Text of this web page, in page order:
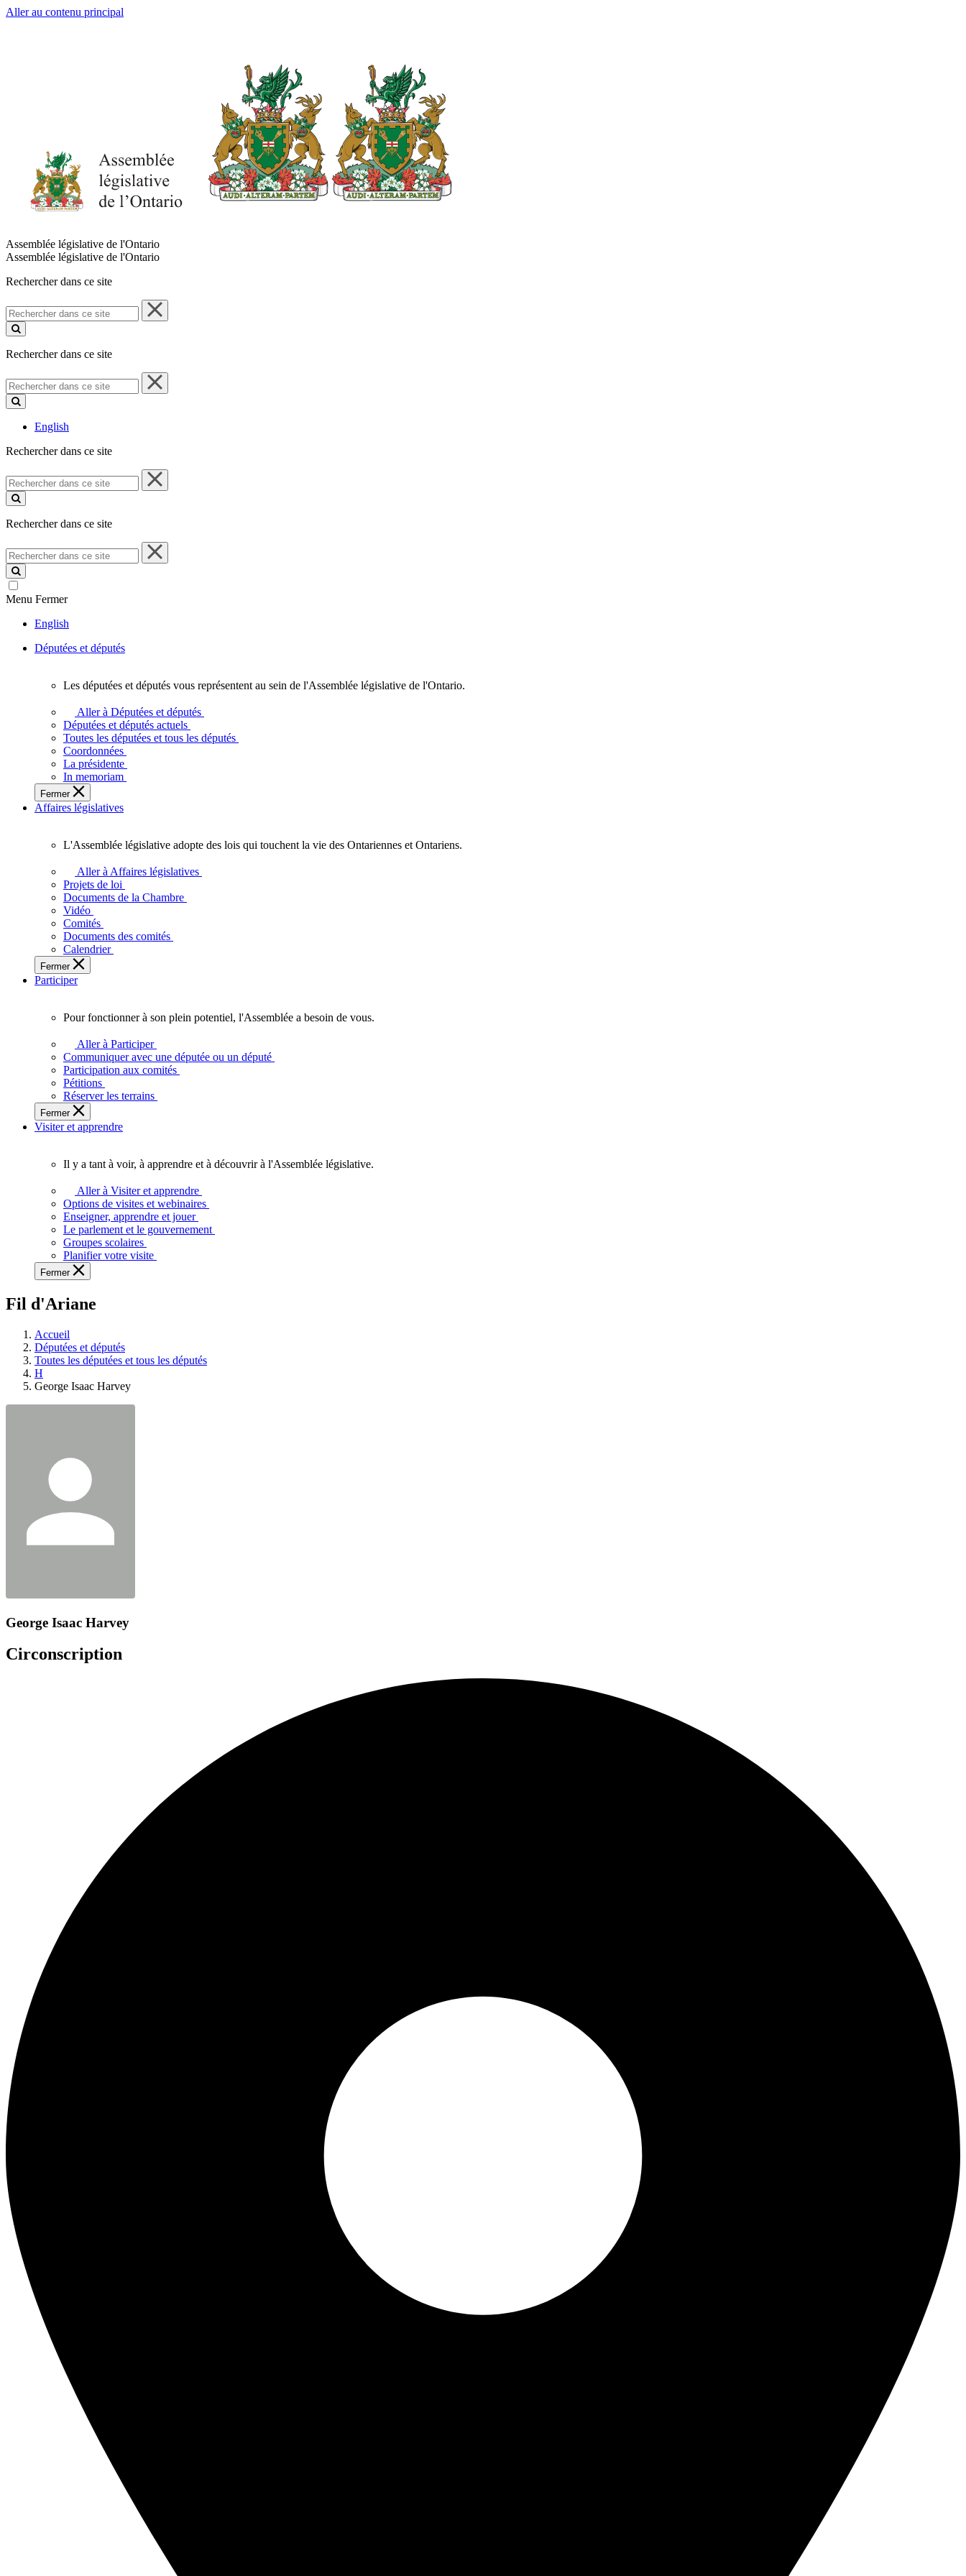
Aller au contenu principal
Assemblée législative de l'Ontario
Assemblée législative de l'Ontario
Rechercher dans ce site
Rechercher
dans
ce
Rechercher dans ce site
Rechercher
dans
ce
English
Rechercher dans ce site
Rechercher
dans
ce
Rechercher dans ce site
Rechercher
dans
ce
site
Menu Fermer
English
Députées et députés
députées
députés
vous
représentent
sein
de
l'Assemblée
l'Ontario.
Les députées et députés vous représentent au sein de l'Assemblée législative de l'Ontario.
Aller à Députées et députés
Députées et députés actuels
Toutes les députées et tous les députés
Coordonnées
La présidente
In memoriam
Fermer
Affaires législatives
législative
adopte
touchent
vie
des
Ontariennes
Ontariens.
L'Assemblée législative adopte des lois qui touchent la vie des Ontariennes et Ontariens.
Aller à Affaires législatives
Projets de loi
Documents de la Chambre
Vidéo
Comités
Documents des comités
Calendrier
Fermer
Participer
fonctionner
plein
potentiel,
l'Assemblée
a
besoin
Pour fonctionner à son plein potentiel, l'Assemblée a besoin de vous.
Aller à Participer
Communiquer avec une députée ou un député
Participation aux comités
Pétitions
Réserver les terrains
Fermer
Visiter et apprendre
voir,
apprendre
et
découvrir
l'Assemblée
législative.
Il y a tant à voir, à apprendre et à découvrir à l'Assemblée législative.
Aller à Visiter et apprendre
Options de visites et webinaires
Enseigner, apprendre et jouer
Le parlement et le gouvernement
Groupes scolaires
Planifier votre visite
Fermer
Fil d'Ariane
Accueil
Députées et députés
Toutes les députées et tous les députés
H
George Isaac Harvey
George Isaac Harvey
Circonscription